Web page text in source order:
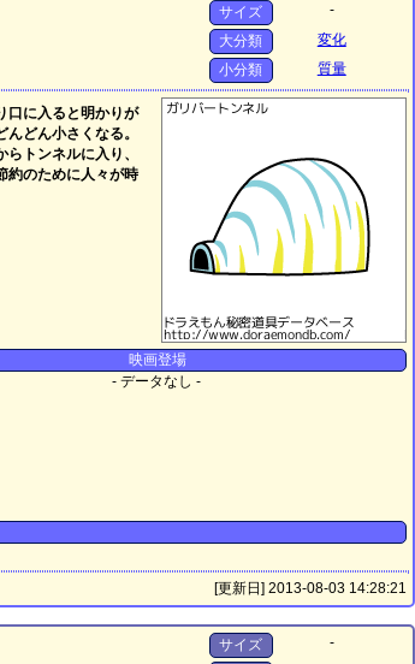
サイズ
-
大分類
変化
小分類
質量
口に入ると明かりが
どん小さくなる。
トンネルに入り、
約のために人々が時
映画登場
- データなし -
[更新日] 2013-08-03 14:28:21
サイズ -